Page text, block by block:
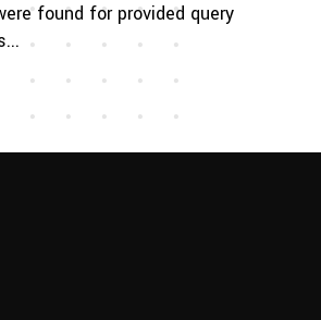
found for provided query